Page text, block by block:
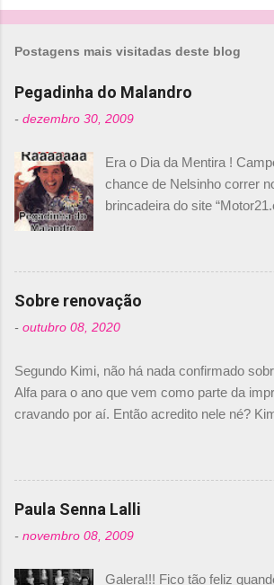
Postagens mais visitadas deste blog
Pegadinha do Malandro
- dezembro 30, 2009
Era o Dia da Mentira !
chance de Nelsinho correr
brincadeira do site
de abril –, afirmando que
comprado 15% das ações
com isso, um lugar no time
foi esclarecida de uma vez
Daniele Audetto, diretor da
não será o companheiro de
2010. "Na verdade, nós
de Piquet", admitiu Audetto.
dois brasileiros”, explicou,
não tem nada contra o filho
Nelson Piquet. “Ele é um
experiente.” Audetto disse
não corresponde à
Sobre renovação
- outubro 08, 2020
Segundo Kimi, não há nada confirmado
Alfa para o ano que vem como parte da
cravando por aí. Então acredito nele né?
truth but I’ve never had an option in my
should, pretty much, tell you that it’s not
#AlfaRomeoRacing pic.twitter.com/
Romain falando sobre o fato do Iceman
Paula Senna Lalli
- novembro 08, 2009
Galera!!! Fico tão feliz